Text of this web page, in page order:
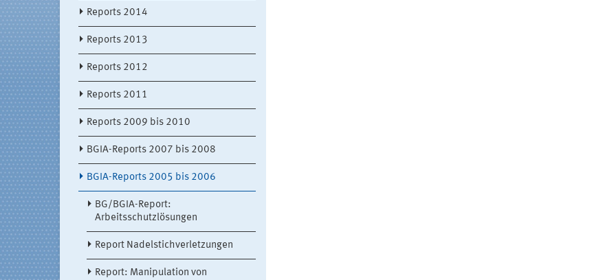
Reports 2014
Reports 2013
Reports 2012
Reports 2011
Reports 2009 bis 2010
BGIA-Reports 2007 bis 2008
BGIA-Reports 2005 bis 2006
BG/BGIA-Report:
Arbeitsschutzlösungen
Report Nadelstichverletzungen
Report: Manipulation von